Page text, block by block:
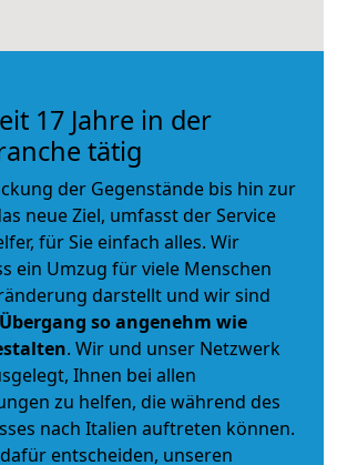
17 Jahre in der
tätig
der Gegenstände bis hin zur
neue Ziel, umfasst der Service
für Sie einfach alles. Wir
ein Umzug für viele Menschen
darstellt und wir sind
so angenehm wie
. Wir und unser Netzwerk
Ihnen bei allen
zu helfen, die während des
nach Italien auftreten können.
entscheiden, unseren